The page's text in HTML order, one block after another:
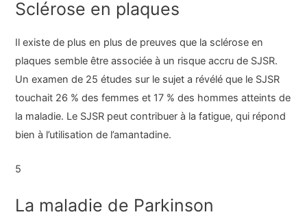
Sclérose en plaques
Il existe de plus en plus de preuves que la sclérose en
plaques semble être associée à un risque accru de SJSR.
Un examen de 25 études sur le sujet a révélé que le SJSR
touchait 26 % des femmes et 17 % des hommes atteints de
la maladie. Le SJSR peut contribuer à la fatigue, qui répond
bien à l’utilisation de l’amantadine.
5
La maladie de Parkinson